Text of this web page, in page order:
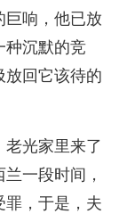
巨响，他已放
种沉默的竞
放回它该待的
光家里来了
一段时间，
罪，于是，夫